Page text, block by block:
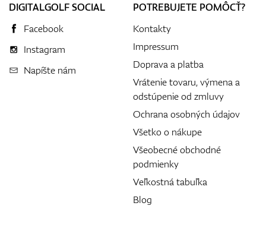
DIGITALGOLF SOCIAL
Facebook
Instagram
Napíšte nám
POTREBUJETE POMÔCŤ?
Kontakty
Impressum
Doprava a platba
Vrátenie tovaru, výmena a
odstúpenie od zmluvy
Ochrana osobných údajov
Všetko o nákupe
Všeobecné obchodné
podmienky
Veľkostná tabuľka
Blog